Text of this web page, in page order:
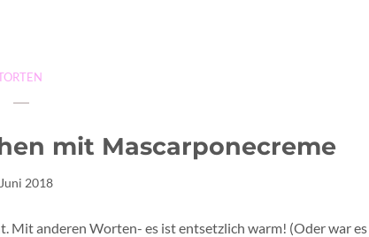
mit Mascarponecreme
2018
Mit anderen Worten- es ist entsetzlich warm! (Oder war es